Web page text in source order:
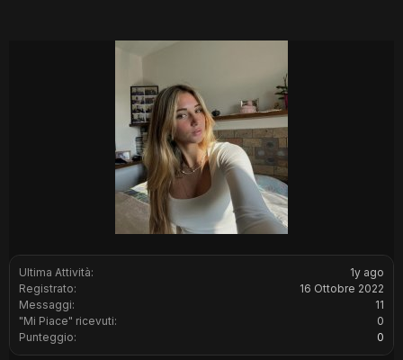
Ultima Attività:
1y ago
Registrato:
16 Ottobre 2022
Messaggi:
11
"Mi Piace" ricevuti:
0
Punteggio:
0